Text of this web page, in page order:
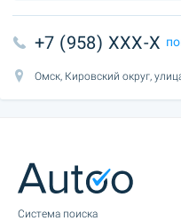
+7 (958) XXX-X
Омск, Кировский округ,
Cистема поиска